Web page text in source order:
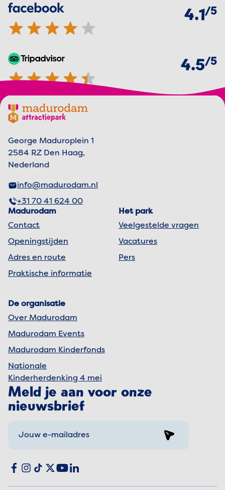
Facebook
4.1 van 5 sterren 4.1
van 5
TripAdvisor
4.5 van 5 sterren 4.5
van 5
Footer menu
Madurodam logo, naar de homepage
George Maduroplein 1
2584 RZ Den Haag,
Nederland
info@madurodam.nl
+31 70 41 624 00
Madurodam
Contact
Openingstijden
Adres en route
Praktische informatie
Het park
Veelgestelde vragen
Vacatures
Pers
De organisatie
Over Madurodam
Madurodam Events
Madurodam Kinderfonds
Nationale
Kinderherdenking 4 mei
Meld je aan voor onze
nieuwsbrief
Social media
Facebook
Instagram
TikTok
X YouTube
LinkedIn